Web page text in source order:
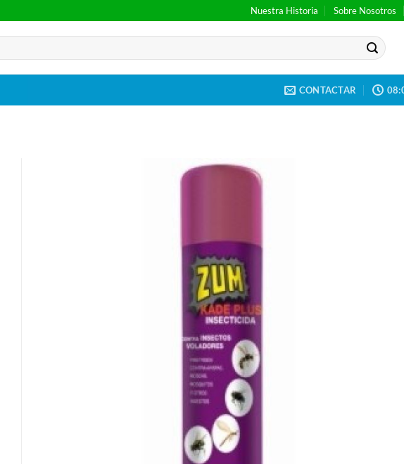
Nuestra Historia Sobre Nosotros
CONTACTAR